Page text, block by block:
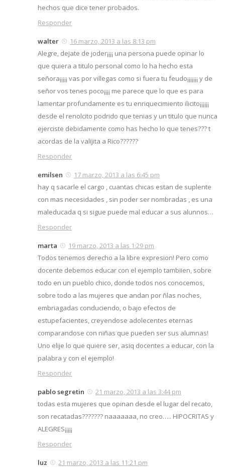
hechos que dice tener probados.
Responder
walter
16 marzo, 2013 a las 8:13 pm
Alegre, dejate de joder¡¡¡¡ una persona puede opinar lo
que quiera a titulo personal como lo ha hecho esta
señora¡¡¡¡¡ vas por villegas como si fuera tu feudo¡¡¡¡¡¡¡ y de
señor vos tenes poco¡¡¡¡ me parece que lo que es para
lamentar profundamente es tu enriquecimiento ilicito¡¡¡¡¡¡
desde el renolcito podrido que tenias y un titulo que nunca
ejerciste debidamente como has hecho lo que tenes??? t
acordas de la valijita a Rico??????
Responder
emilsen
17 marzo, 2013 a las 6:45 pm
hay q sacarle el cargo , cuantas chicas estan de suplente
con mas necesidades , sin poder ser nombradas , es una
maleducada q si sigue puede mal educar a sus alunnos…
Responder
marta
19 marzo, 2013 a las 1:29 pm
Todos tenemos derecho a la libre expresion! Pero como
docente debemos educar con el ejemplo tambiien, sobre
todo en un pueblo chico, donde todos nos conocemos,
sobre todo a las mujeres que andan por ñlas noches,
embriagadas conduciendo, o bajo efectos de
estupefacientes, creyendose adolecentes eternas
comparandose con niñas que pueden ser sus alumnas!
Uno elije lo que quiere ser, asiq docentes a educar, con la
palabra y con el ejemplo!
Responder
pablo segretin
21 marzo, 2013 a las 3:44 pm
todas esta mujeres que opinan desde el lugar del recato,
son recatadas??????? naaaaaaa, no creo….. HIPOCRITAS y
ALEGRES¡¡¡¡¡
Responder
luz
21 marzo, 2013 a las 11:21 pm